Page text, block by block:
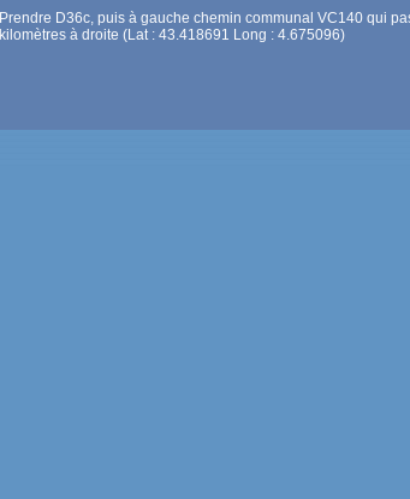
Prendre D36c, puis à gauche chemin communal VC140 qui
kilomètres à droite (Lat : 43.418691 Long : 4.675096)